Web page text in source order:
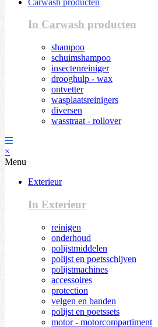
In Carwash producten
shampoo
schuimshampoo
insectenreiniger
drooghulp - wax
ontvetter
wasplaatsreinigers
diversen
wasstraat - rollover
×
Menu
Exterieur
In Exterieur
reinigen
onderhoud
polijstmiddelen
polijst en poetsschijven
polijstmachines
accessoires
protection
velgen en banden
polijst en poetssets
motor - motorcompartiment